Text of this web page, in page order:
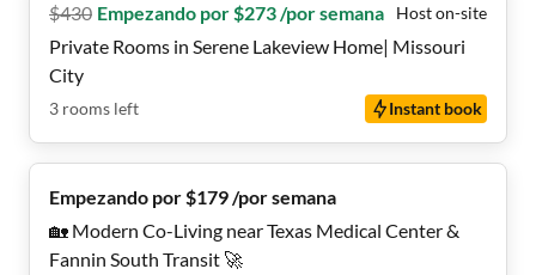
$430 Empezando por $273 /por semana Host on-site
Private Rooms in Serene Lakeview Home| Missouri
City
3 rooms left Instant book
Empezando por $179 /por semana
🏡 Modern Co-Living near Texas Medical Center &
Fannin South Transit 🚀